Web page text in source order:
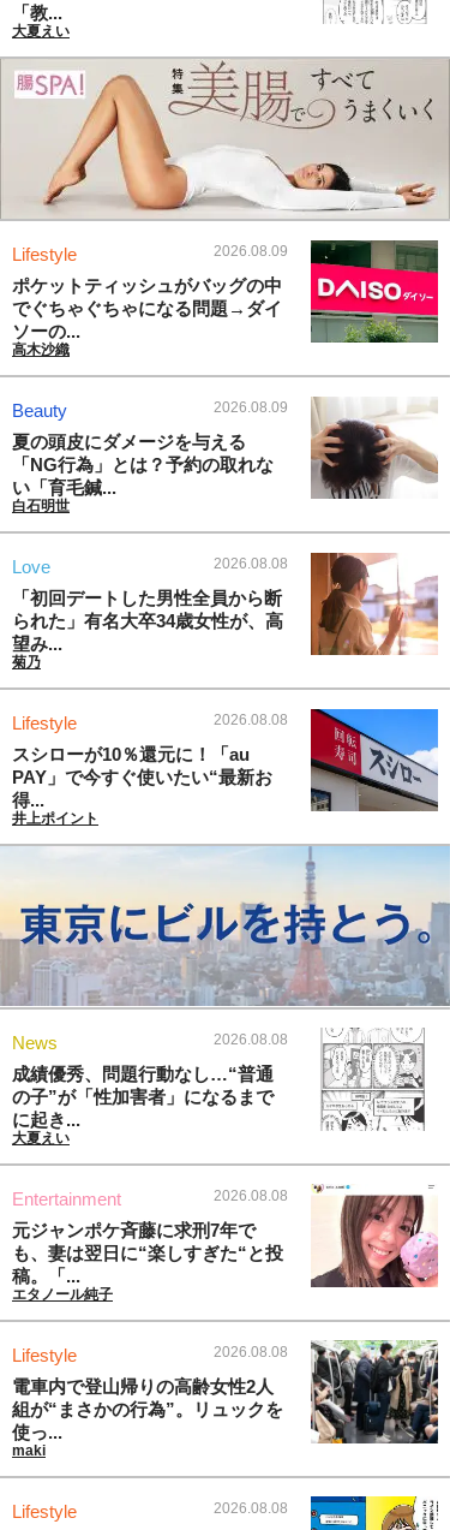
「教...
大夏えい
Lifestyle 2026.08.09
ポケットティッシュがバッグの中
でぐちゃぐちゃになる問題→ダイ
ソーの...
高木沙織
Beauty 2026.08.09
夏の頭皮にダメージを与える
「NG行為」とは？予約の取れな
い「育毛鍼...
白石明世
Love 2026.08.08
「初回デートした男性全員から断
られた」有名大卒34歳女性が、高
望み...
菊乃
Lifestyle 2026.08.08
スシローが10％還元に！「au
PAY」で今すぐ使いたい“最新お
得...
井上ポイント
News 2026.08.08
成績優秀、問題行動なし…“普通
の子”が「性加害者」になるまで
に起き...
大夏えい
Entertainment 2026.08.08
元ジャンポケ斉藤に求刑7年で
も、妻は翌日に“楽しすぎた“と投
稿。「...
エタノール純子
Lifestyle 2026.08.08
電車内で登山帰りの高齢女性2人
組が“まさかの行為”。リュックを
使っ...
maki
Lifestyle 2026.08.08